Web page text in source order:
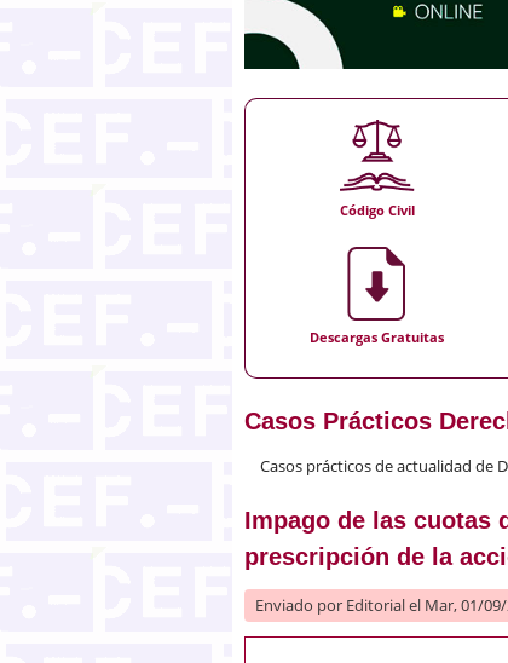
Código Civil
Descargas Gratuitas
Casos Prácticos
Casos prácticos de actualidad de
Impago de las cuotas
prescripción de la
Enviado por Editorialel Mar, 01/